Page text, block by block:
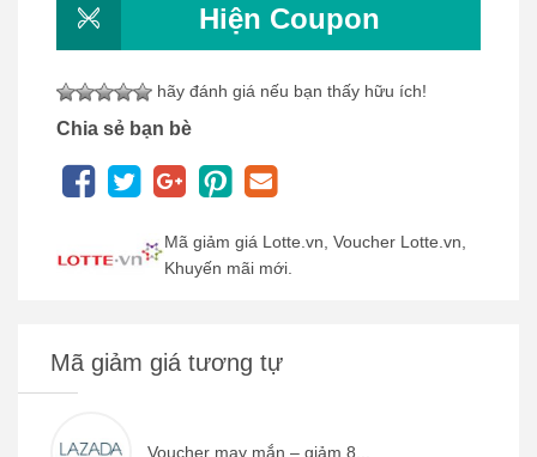
Hiện Coupon
hãy đánh giá nếu bạn thấy hữu ích!
Chia sẻ bạn bè
Mã giảm giá Lotte.vn, Voucher Lotte.vn,
Khuyến mãi mới.
Mã giảm giá tương tự
Voucher may mắn – giảm 8...